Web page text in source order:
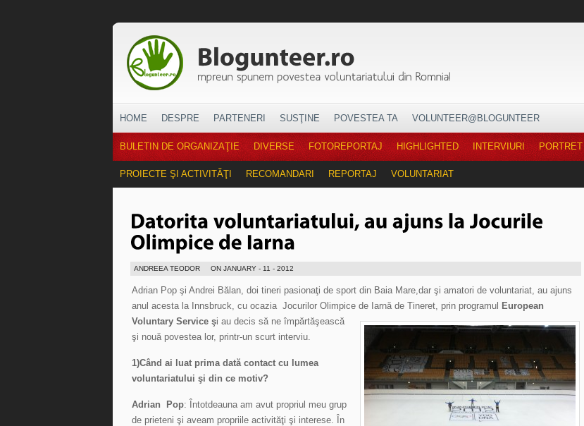
HOME DESPRE PARTENERI SUSŢINE POVESTEA TA VOLUNTEER@BLOGUNTEER
BULETIN DE ORGANIZAŢIE DIVERSE FOTOREPORTAJ HIGHLIGHTED INTERVIURI
PROIECTE ŞI ACTIVITĂŢI RECOMANDARI REPORTAJ VOLUNTARIAT
ANDREEA TEODOR ON JANUARY - 11 - 2012
Adrian Pop şi Andrei Bălan, doi tineri pasionaţi de sport din Baia Mare,dar şi amatori de voluntariat, au ajuns
anul acesta la Innsbruck, cu ocazia Jocurilor Olimpice de Iarnă de Tineret, prin programul European
Voluntary Service şi au decis să ne împărtăşească
şi nouă povestea lor, printr-un scurt interviu.
1)Când ai luat prima dată contact cu lumea
voluntariatului şi din ce motiv?
Adrian Pop: Întotdeauna am avut propriul meu grup
de prieteni şi aveam propriile activităţi şi interese. În